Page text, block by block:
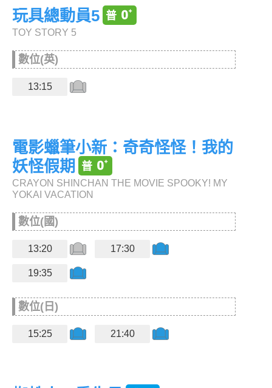
玩具總動員5
TOY STORY 5
數位(英)
13:15
電影蠟筆小新：奇奇怪怪！我的
妖怪假期
CRAYON SHINCHAN THE MOVIE SPOOKY! MY
YOKAI VACATION
數位(國)
13:20 17:30
19:35
數位(日)
15:25 21:40